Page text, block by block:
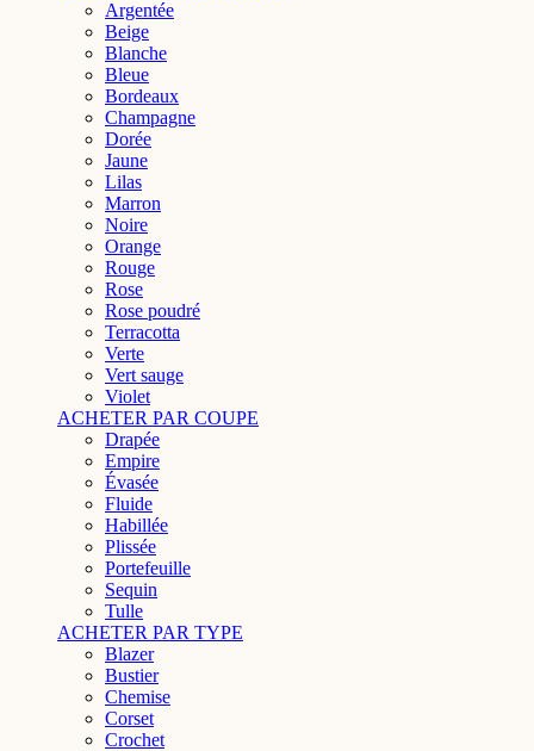
Argentée
Beige
Blanche
Bleue
Bordeaux
Champagne
Dorée
Jaune
Lilas
Marron
Noire
Orange
Rouge
Rose
Rose poudré
Terracotta
Verte
Vert sauge
Violet
ACHETER PAR COUPE
Drapée
Empire
Évasée
Fluide
Habillée
Plissée
Portefeuille
Sequin
Tulle
ACHETER PAR TYPE
Blazer
Bustier
Chemise
Corset
Crochet